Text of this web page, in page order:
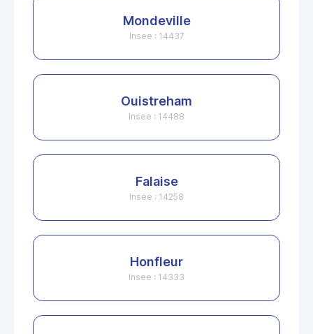
Mondeville
Insee : 14437
Ouistreham
Insee : 14488
Falaise
Insee : 14258
Honfleur
Insee : 14333